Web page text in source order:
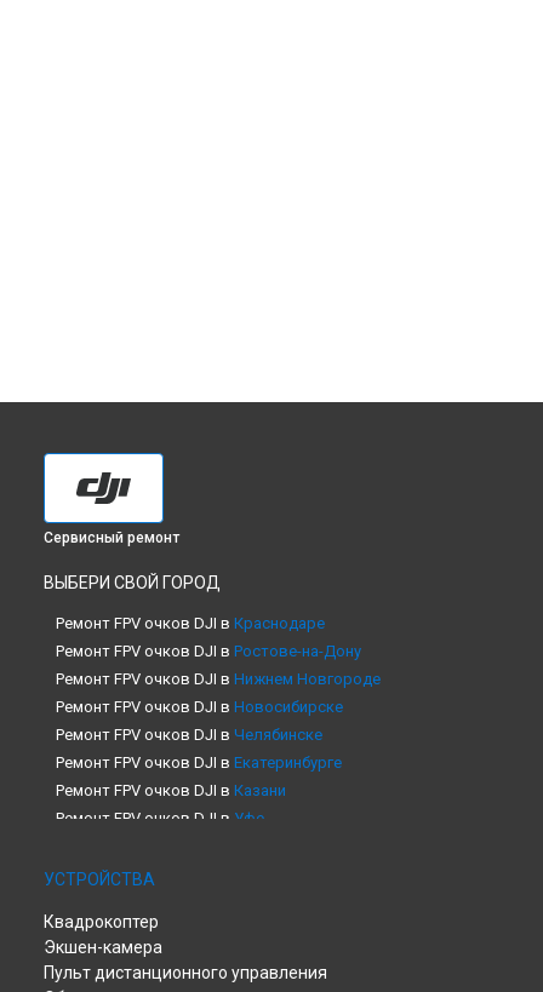
Сервисный ремонт
ВЫБЕРИ СВОЙ ГОРОД
Ремонт FPV очков DJI в Краснодаре
Ремонт FPV очков DJI в Ростове-на-Дону
Ремонт FPV очков DJI в Нижнем Новгороде
Ремонт FPV очков DJI в Новосибирске
Ремонт FPV очков DJI в Челябинске
Ремонт FPV очков DJI в Екатеринбурге
Ремонт FPV очков DJI в Казани
Ремонт FPV очков DJI в Уфе
Ремонт FPV очков DJI в
Ремонт FPV очков DJI в
Ремонт FPV очков DJI в
Ремонт FPV очков DJI вЯрославле
УСТРОЙСТВА
Квадрокоптер
Экшен-камера
Пульт дистанционного управления